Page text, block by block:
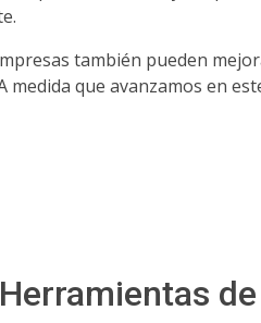
también pueden
medida que avanzamos en